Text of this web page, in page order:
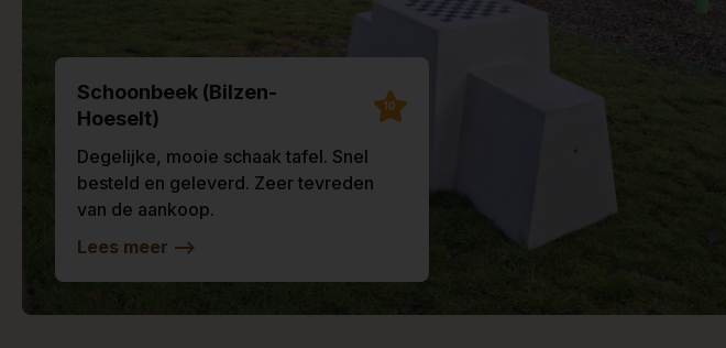
Schoonbeek (Bilzen-
Hoeselt)
10
Degelijke, mooie schaak tafel. Snel
besteld en geleverd. Zeer tevreden
van de aankoop.
Lees meer -->